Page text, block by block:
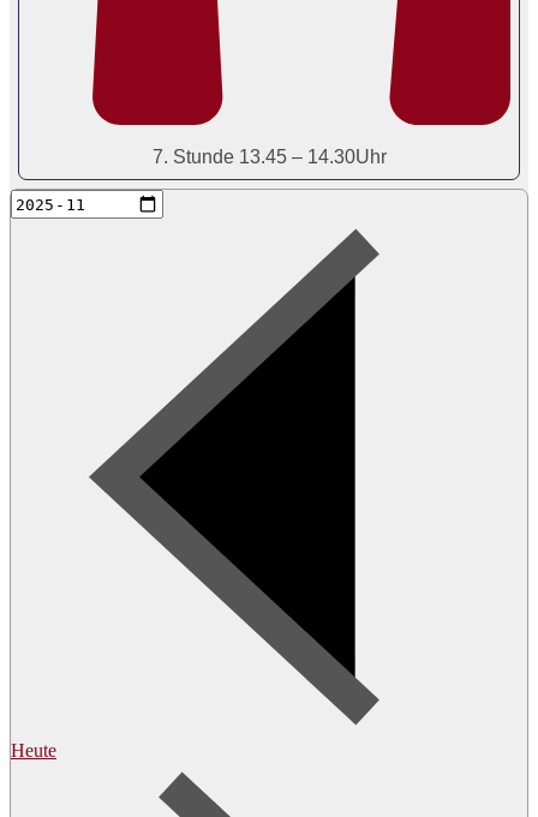
7. Stunde 13.45 – 14.30Uhr
Heute